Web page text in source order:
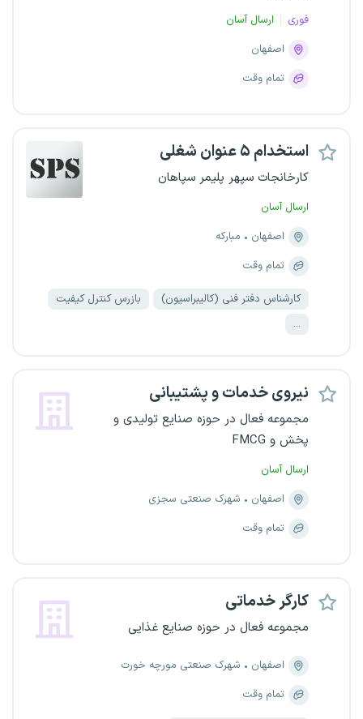
فوری
ارسال آسان
اصفهان
تمام وقت
استخدام ۵ عنوان شغلی
کارخانجات سپهر پلیمر سپاهان
ارسال آسان
اصفهان
مبارکه
تمام وقت
کارشناس دفتر فنی (کالیبراسیون)
بازرس کنترل کیفیت
...
نیروی خدمات و پشتیبانی
مجموعه فعال در حوزه صنایع تولیدی و
پخش و FMCG
ارسال آسان
اصفهان
شهرک صنعتی سجزی
تمام وقت
کارگر خدماتی
مجموعه فعال در حوزه صنایع غذایی
اصفهان
شهرک صنعتی مورچه خورت
تمام وقت